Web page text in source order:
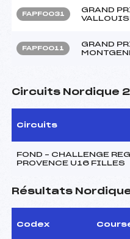
FAPF0031
GRAND
FAPF0011
GRAND
Circuits Nordique
Circuits
FOND – CHALLENGE
PROVENCE U16 FILLES
Résultats
Codex